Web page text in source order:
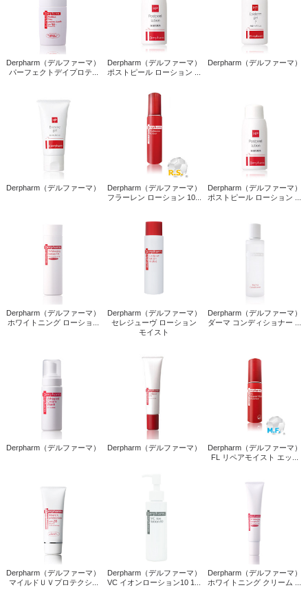
Derpharm（デルファーマ）
パーフェクトデイプロテ...
Derpharm（デルファーマ）
ポストピール ローション ...
Derpharm（デルファーマ）
Derpharm（デルファーマ）
Derpharm（デルファーマ）
フラーレン ローション 10...
Derpharm（デルファーマ）
ポストピール ローション ...
Derpharm（デルファーマ）
ホワイトニング ローショ...
Derpharm（デルファーマ）
セレジューヴ ローション
モイスト
Derpharm（デルファーマ）
ダーマ コンディショナー ...
Derpharm（デルファーマ） Derpharm（デルファーマ）
Derpharm（デルファーマ）
FL リペアモイスト エッ...
Derpharm（デルファーマ）
マイルドＵＶプロテクシ...
Derpharm（デルファーマ）
VC イオンローション10 1...
Derpharm（デルファーマ）
ホワイトニング クリーム ...